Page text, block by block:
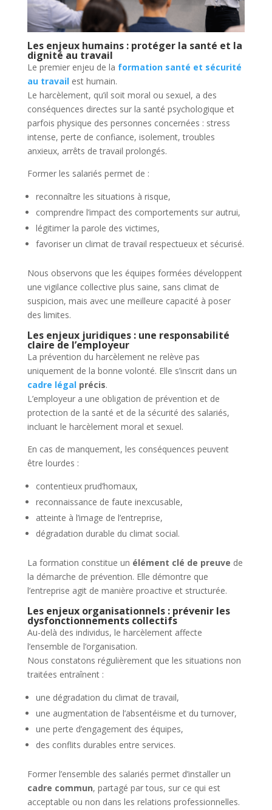
Les enjeux humains : protéger la santé et la
dignité au travail
Le premier enjeu de la formation santé et sécurité
au travailest humain.
Le harcèlement, qu’il soit moral ou sexuel, a des
conséquences directes sur la santé psychologique et
parfois physique des personnes concernées : stress
intense, perte de confiance, isolement, troubles
anxieux, arrêts de travail prolongés.
Former les salariés permet de :
reconnaître les situations à risque,
comprendre l’impact des comportements sur autrui,
légitimer la parole des victimes,
favoriser un climat de travail respectueux et sécurisé.
Nous observons que les équipes formées développent
une vigilance collective plus saine, sans climat de
suspicion, mais avec une meilleure capacité à poser
des limites.
Les enjeux juridiques : une responsabilité
claire de l’employeur
La prévention du harcèlement ne relève pas
uniquement de la bonne volonté. Elle s’inscrit dans un
cadre légal précis.
L’employeur a une obligation de prévention et de
protection de la santé et de la sécurité des salariés,
incluant le harcèlement moral et sexuel.
En cas de manquement, les conséquences peuvent
être lourdes :
contentieux prud’homaux,
reconnaissance de faute inexcusable,
atteinte à l’image de l’entreprise,
dégradation durable du climat social.
La formation constitue un élément clé de preuve de
la démarche de prévention. Elle démontre que
l’entreprise agit de manière proactive et structurée.
Les enjeux organisationnels : prévenir les
dysfonctionnements collectifs
Au-delà des individus, le harcèlement affecte
l’ensemble de l’organisation.
Nous constatons régulièrement que les situations non
traitées entraînent :
une dégradation du climat de travail,
une augmentation de l’absentéisme et du turnover,
une perte d’engagement des équipes,
des conflits durables entre services.
Former l’ensemble des salariés permet d’installer un
cadre commun, partagé par tous, sur ce qui est
acceptable ou non dans les relations professionnelles.